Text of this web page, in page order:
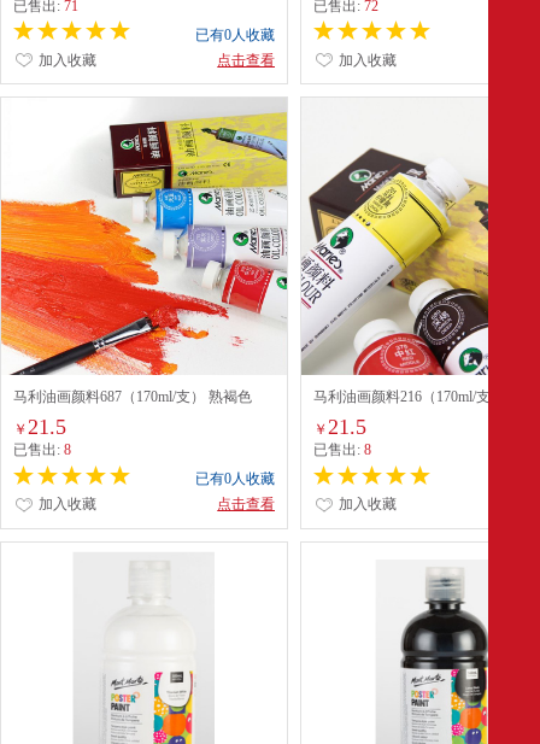
已售出: 71
已有0人收藏
点击查看
加入收藏
已售出:72
加入收藏
马利油画颜料687（170ml/支） 熟褐色
￥ 21.5
已售出: 8
已有0人收藏
点击查看
加入收藏
马利油画颜料216（170ml/支） 淡
￥21.5
已售出:8
加入收藏